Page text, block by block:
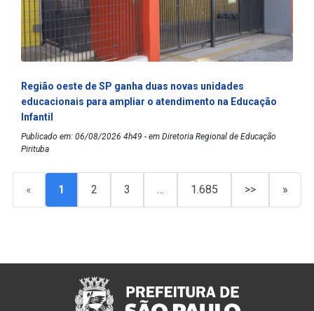
Região oeste de SP ganha duas novas unidades
educacionais para ampliar o atendimento na Educação
Infantil
Publicado em: 06/08/2026 4h49 - em Diretoria Regional de Educação
Pirituba
« 1 2 3 … 1.685 >> »